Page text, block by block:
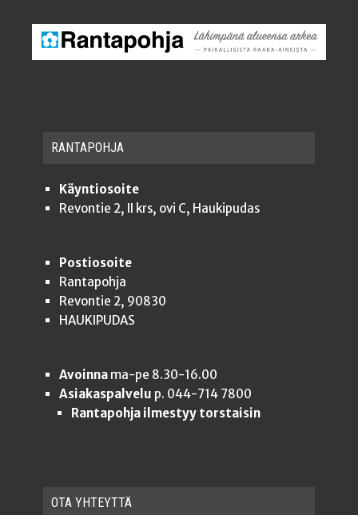
RAN­TA­POH­JA
Käyntiosoite
Revontie 2, II krs, ovi C, Haukipudas
Postiosoite
Rantapohja
Revontie 2, 90830
HAUKIPUDAS
Avoinnama-pe 8.30-16.00
Asiakaspalvelu p. 044-714 7800
Rantapohja ilmestyy torstaisin
OTA YHTEYT­TÄ